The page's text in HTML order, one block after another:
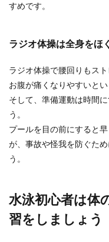
わ
バ
う
すめです。
ラジオ体操は全身をほ
ラジオ体操で腰回りもス
お腹が痛くなりやすいと
そして、準備運動は時間
う。
プールを目の前にすると
が、事故や怪我を防ぐた
う。
水泳初心者は体
習をしましょう